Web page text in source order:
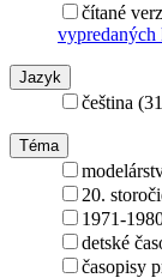
čítané
vypredaných
Jazyk
čeština
Téma
20.
1971-
detské
časopisy